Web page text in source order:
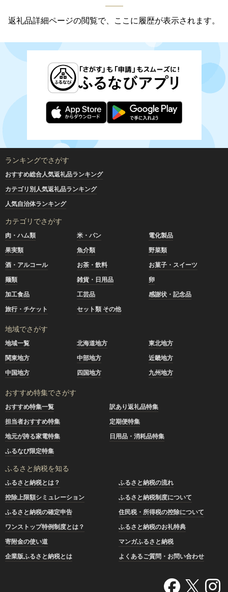
返礼品詳細ページの閲覧で、ここに履歴が表示されます。
ランキングでさがす
おすすめ総合人気返礼品ランキング
カテゴリ別人気返礼品ランキング
人気自治体ランキング
カテゴリでさがす
肉・ハム類 米・パン
電化製品
果実類
魚介類
野菜類
酒・アルコール
お茶・飲料
お菓子・スイーツ
麺類
雑貨・日用品
卵
加工食品
工芸品
感謝状・記念品
旅行・チケット
セット類 その他
地域でさがす
地域一覧 北海道地方
東北地方
関東地方
中部地方
近畿地方
中国地方
四国地方 九州地方
おすすめ特集でさがす
おすすめ特集一覧
訳あり返礼品特集
担当者おすすめ特集
定期便特集
地元が誇る家電特集
日用品・消耗品特集
ふるなび限定特集
ふるさと納税を知る
ふるさと納税とは？
ふるさと納税の流れ
控除上限額シミュレーション
ふるさと納税制度について
ふるさと納税の確定申告
住民税・所得税の控除について
ワンストップ特例制度とは？
ふるさと納税のお礼特典
寄附金の使い道
マンガふるさと納税
企業版ふるさと納税とは
よくあるご質問・お問い合わせ